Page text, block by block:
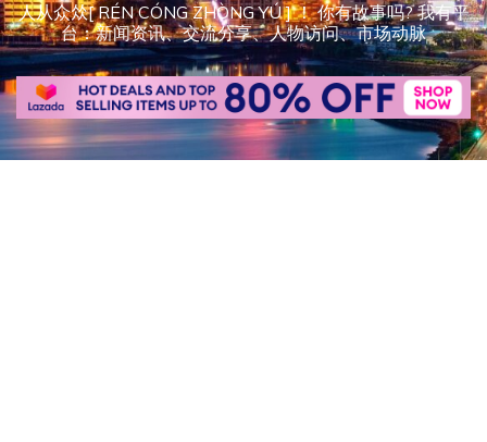
人从众𠈌[ RÉN CÓNG ZHÒNG YÚ ] ！ 你有故事吗? 我有平
台：新闻资讯、交流分享、人物访问、市场动脉